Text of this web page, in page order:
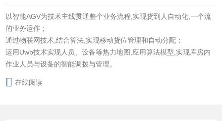
以智能AGV为技术主线贯通整个业务流程,实现货到人自动化,一个流
的业务运作；
通过物联网技术,结合算法,实现移动货位管理和自动分配；
运用Uwb技术实现人员、设备等热力地图,应用算法模型,实现库房内
作业人员与设备的智能调拨与管理。
在线阅读